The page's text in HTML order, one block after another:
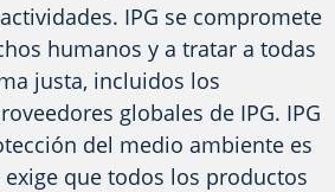
IPG se compromete
humanos y a tratar a todas
justa, incluidos los
globales de IPG. IPG
del medio ambiente es
que todos los productos